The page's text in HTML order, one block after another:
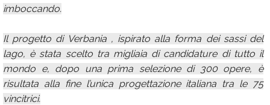
imboccando.
Il progetto di Verbania , ispirato alla forma dei sassi del
lago, è stata scelto tra migliaia di candidature di tutto il
mondo e, dopo una prima selezione di 300 opere, è
risultata alla fine l’unica progettazione italiana tra le 75
vincitrici.